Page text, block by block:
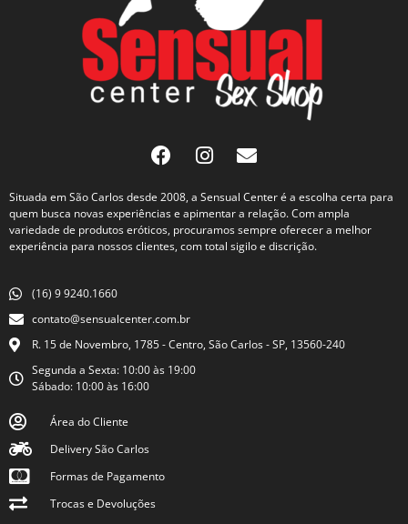
Situada em São Carlos desde 2008, a Sensual Center é a escolha certa para
quem busca novas experiências e apimentar a relação. Com ampla
variedade de produtos eróticos, procuramos sempre oferecer a melhor
experiência para nossos clientes, com total sigilo e discrição.
(16) 9 9240.1660
contato@sensualcenter.com.br
R. 15 de Novembro, 1785 - Centro, São Carlos - SP, 13560-240
Segunda a Sexta: 10:00 às 19:00
Sábado: 10:00 às 16:00
Área do Cliente
Delivery São Carlos
Formas de Pagamento
Trocas e Devoluções